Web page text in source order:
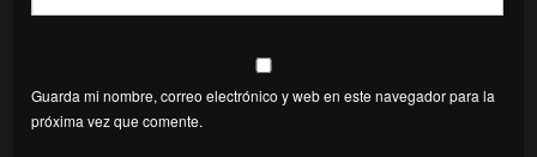
Guarda mi nombre, correo electrónico y web en este navegador para la
próxima vez que comente.